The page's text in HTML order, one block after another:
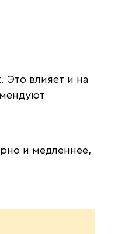
Это влияет и на
и медленнее,